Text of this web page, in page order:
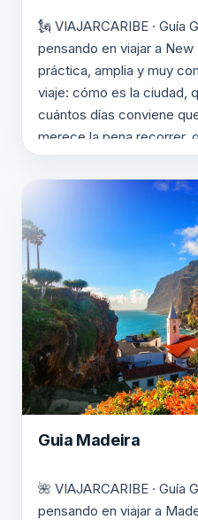
🗽 VIAJARCARIBE · Guía
pensando en viajar a
práctica, amplia y muy
viaje: cómo es la ciudad,
cuántos días conviene
merece la pena recorrer,
Guia Madeira
🌺 VIAJARCARIBE · Guía
pensando en viajar a